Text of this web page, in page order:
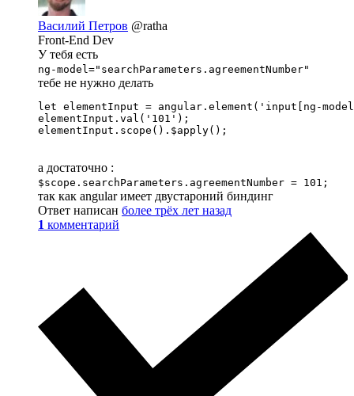
Василий Петров @ratha
Front-End Dev
У тебя есть
ng-model="searchParameters.agreementNumber"
тебе не нужно делать
let elementInput = angular.element('input[ng-
elementInput.val('101');
elementInput.scope().$apply();
а достаточно :
$scope.searchParameters.agreementNumber = 101;
так как angular имеет двустароний биндинг
Ответ написан более трёх лет назад
1 комментарий